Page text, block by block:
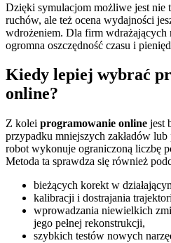
Dzięki symulacjom możliwe jest nie
ruchów, ale też ocena wydajności
wdrożeniem. Dla firm
ogromna oszczędność czasu i
Kiedy lepiej wybrać
online?
Z kolei programowanie online jest
przypadku mniejszych zakładów
robot wykonuje ograniczoną liczbę
Metoda ta sprawdza się również
bieżących korekt w
kalibracji i dostrajania
wprowadzania niewielkich
jego pełnej rekonstrukcji,
szybkich testów nowych